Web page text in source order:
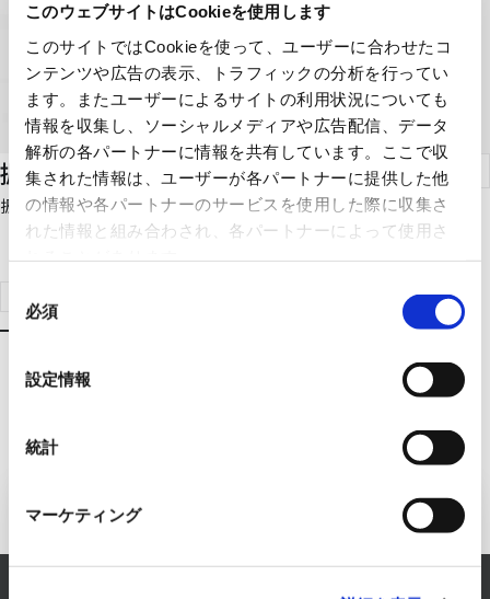
このウェブサイトはCookieを使用します
このサイトではCookieを使って、ユーザーに合わせたコ
ンテンツや広告の表示、トラフィックの分析を行ってい
ます。またユーザーによるサイトの利用状況についても
情報を収集し、ソーシャルメディアや広告配信、データ
解析の各パートナーに情報を共有しています。ここで収
集された情報は、ユーザーが各パートナーに提供した他
の情報や各パートナーのサービスを使用した際に収集さ
れた情報と組み合わされ、各パートナーによって使用さ
必須
設定情報
統計
マーケティング
振動子・発振器
振動子・発振器のご紹介です。
製品検索はこちらへ
エレクトロニクス事業へのお問い
合わせ